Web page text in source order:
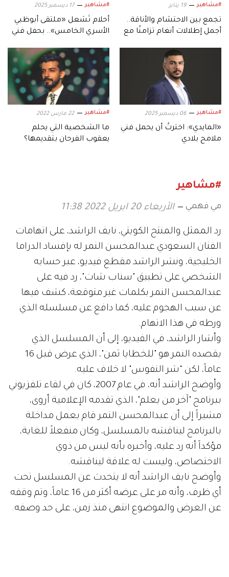
#مشاهير 19 يناير
تجمع بين الاحتشام والأناقة..
أجمل إطلالات أنغام تزامنًا مع
#مشاهير 17 ديسمبر 2025
أحلام تُشعل «ملتقى أبوظبي
الأسري الخامس».. بحفل فني
#مشاهير 06 ديسمبر 2025
«المايدي»: اخترتُ أن يحمل فني
ملامح بلادي
#مشاهير 22 مارس 2022
ما الشخصية التي يحلم
يعقوب الفرحان بتقديمها؟
#مشاهير
مي فهمي الأربعاء 20 ابريل 2022 11:38
رد الممثل والمنتج الكويتي، نايف الراشد، على اتهامات
الفنان السعودي عبدالمحسن النمر له بإفساد الدراما
الخليجية، ونشر الراشد مقطع فيديو، عبر حسابه
الشخصي على تطبيق "سناب شات"، رد فيه على
عبدالمحسن النمر بكلمات غير متوقعة، كشف فيها
عن سبب الهجوم عليه، كما دافع عن مسلسله الذي
ورطه في هذا الاتهام.
وأشار الراشد، في الفيديو، إلى أن المسلسل الذي
يقصده النمر هو "للخطايا ثمن"، الذي عرض قبل 16
عاماً، لكن ”شر النفوس" لا خلاف عليه.
وأوضح الراشد أنه، في عام 2007، كان في لقاء تلفزيوني
ببرنامج "آخر من يعلم"، الذي تقدمه الإعلامية أروى،
مشيراً إلى أن عبدالمحسن النمر قام بعمل مداخلة
بالبرنامج ليناقشه بالمسلسل، وكان منفعلاً للغاية،
مؤكداً أنه رد عليه، وأخبره بأنه ليس من ذوي
الاختصاص، وليست له علاقة ليناقشه.
وأوضح نايف الراشد أنه لا يتحدث عن المسلسل تحت
أي ظرف، وأنه مر على عرضه أكثر من 16 عاماً، وتم وقفه
عن العرض والموضوع انتهى منذ زمن، على حد وصفه.